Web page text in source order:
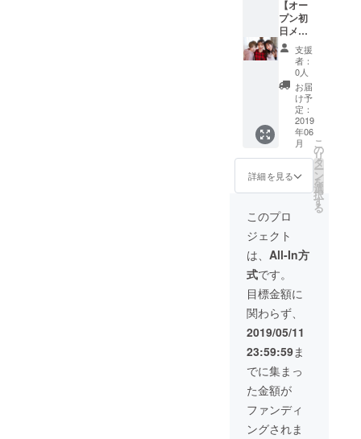
す！ ・
旬の食
材が入
荷した
ら情報
をいち
早くお
届け致
しま
す！ ・
当店主
催イベ
ントの
際も予
約を優
ます！
※ご支援
の際
に、提
灯に記
載する
お名前
を備考
欄にご
記入く
ださ
い。 ※
日時は
追って
ご連絡
差し上
げま
す。
貸切は
１回き
りにな
りま
す。 ※
オープ
ン日な
どは
追って
ご連絡
差し上
げま
す。
す！ ス
タッフ
から１
本シャ
ンパン
のプレ
ゼント
も致し
ます！
※料理内
容は変
更にな
る可能
性があ
りま
別会員
・あな
たの名
前が提
灯に記
載され
ます！
・お店
の予約
を優先
致しま
す！ ・
旬の食
材が入
荷した
ら情報
をいち
早くお
ンバー
と特別
サイン
入り記
念撮
影】
＋ 【ラ
ンチ
セット&
北海道
名産
品】 ※
民泊開
業後、
宿泊可
す。 ※
宿泊日
程につ
きまし
ては後
日、日
程相談
致しま
す。
特大提
灯 VIP
会員 ・
あなた
の名前
が特大
提灯に
記載さ
れま
【オー
プン初
日メン
バー美
女３人
を独占
し
て90
分間飲
める権
利！】
【特大
提灯
VIP会員
権】
外に名
前を入
れた特
大提灯
を一番
目立つ
所に飾
らせて
頂きま
す！ ・
VIP特別
コース
料理
ディ
ナー、
オリジ
ナルカ
クテル
支援
者：
0人
お届
け予
定：
2019
年06
月
詳細を見る
こ
の
リ
タ
ー
ン
を
選
択
す
る
このプロ
ジェクト
は、 All-In方
式です。
目標金額に
関わらず、
2019/05/11
23:59:59ま
でに集まっ
た金額が
ファンディ
ングされま